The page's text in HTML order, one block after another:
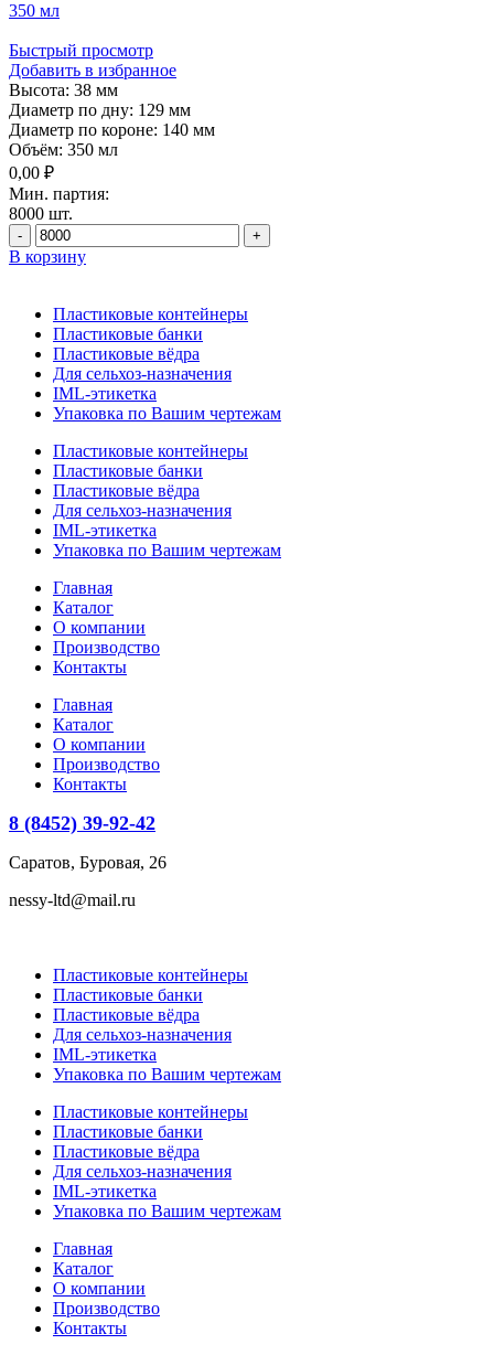
(под
пресервы)
350 мл
Быстрый просмотр
Добавить в избранное
Высота: 38 мм
Диаметр по дну: 129 мм
Диаметр по короне: 140 мм
Объём: 350 мл
0,00 ₽
Мин. партия:
8000 шт.
Количество
товара
Банка
0,35
л
(под
пресервы)
В корзину
Пластиковые контейнеры
Пластиковые банки
Пластиковые вёдра
Для сельхоз-назначения
IML-этикетка
Упаковка по Вашим чертежам
Пластиковые контейнеры
Пластиковые банки
Пластиковые вёдра
Для сельхоз-назначения
IML-этикетка
Упаковка по Вашим чертежам
Главная
Каталог
О компании
Производство
Контакты
Главная
Каталог
О компании
Производство
Контакты
8 (8452) 39-92-42
Саратов, Буровая, 26
nessy-ltd@mail.ru
Пластиковые контейнеры
Пластиковые банки
Пластиковые вёдра
Для сельхоз-назначения
IML-этикетка
Упаковка по Вашим чертежам
Пластиковые контейнеры
Пластиковые банки
Пластиковые вёдра
Для сельхоз-назначения
IML-этикетка
Упаковка по Вашим чертежам
Главная
Каталог
О компании
Производство
Контакты